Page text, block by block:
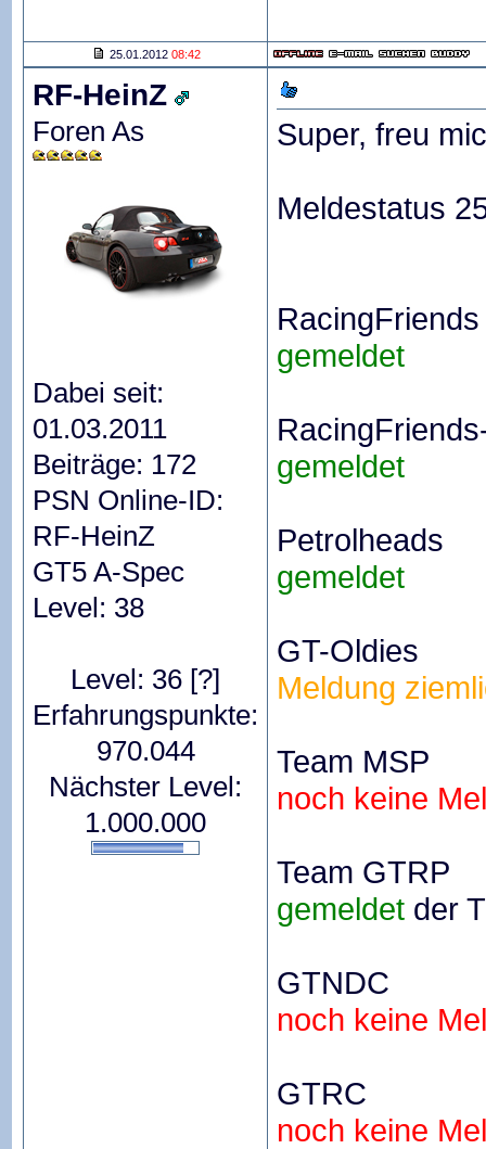
25.01.2012 08:42
RF-HeinZ
Foren As
Dabei seit:
01.03.2011
Beiträge: 172
PSN Online-ID:
RF-HeinZ
GT5 A-Spec
Level: 38
Level: 36 [?]
Erfahrungspunkte:
970.044
Nächster Level:
1.000.000
Super, freu
Meldestatus
gemeldet
gemeldet
Petrolheads
gemeldet
GT-Oldies
Meldung
Team MSP
noch keine
Team GTRP
gemeldet der
GTNDC
noch keine
GTRC
noch keine